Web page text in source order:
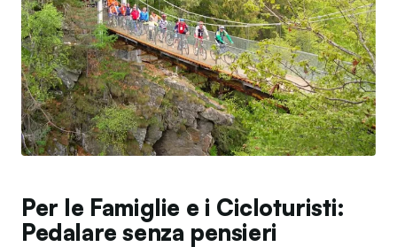
Per le Famiglie e i Cicloturisti:
Pedalare senza pensieri